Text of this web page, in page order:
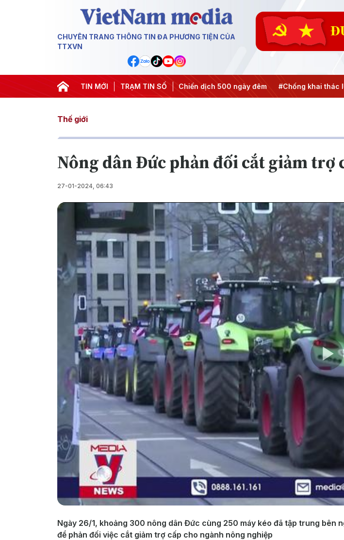
CHUYÊN TRANG THÔNG TIN ĐA PHƯƠNG TIỆN CỦA
TTXVN
TIN MỚI TRẠM TIN SỐ
quyết thành hành động #Chiến dịch 500 ngày đêm #Chống khai thác IUU #Căng
Thế giới
Nông dân Đức phản đối cắt giảm trợ
27-01-2024, 06:43
Ngày 26/1, khoảng 300 nông dân Đức cùng 250 máy kéo đã tập trung bên
để phản đối việc cắt giảm trợ cấp cho ngành nông nghiệp